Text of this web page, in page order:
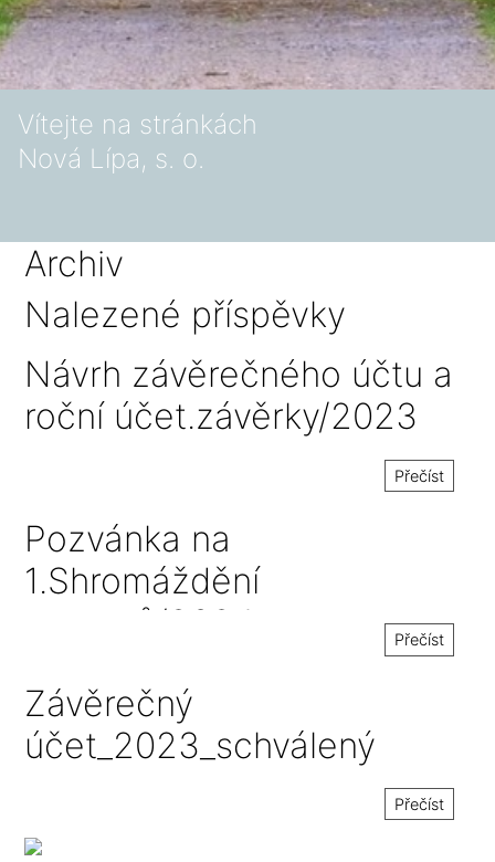
Vítejte na stránkách
Nová Lípa, s. o.
Archiv
Nalezené příspěvky
Návrh závěrečného účtu a
roční účet.závěrky/2023
Přečíst
Pozvánka na
1.Shromáždění
starostů/2024
Přečíst
Závěrečný
účet_2023_schválený
Přečíst